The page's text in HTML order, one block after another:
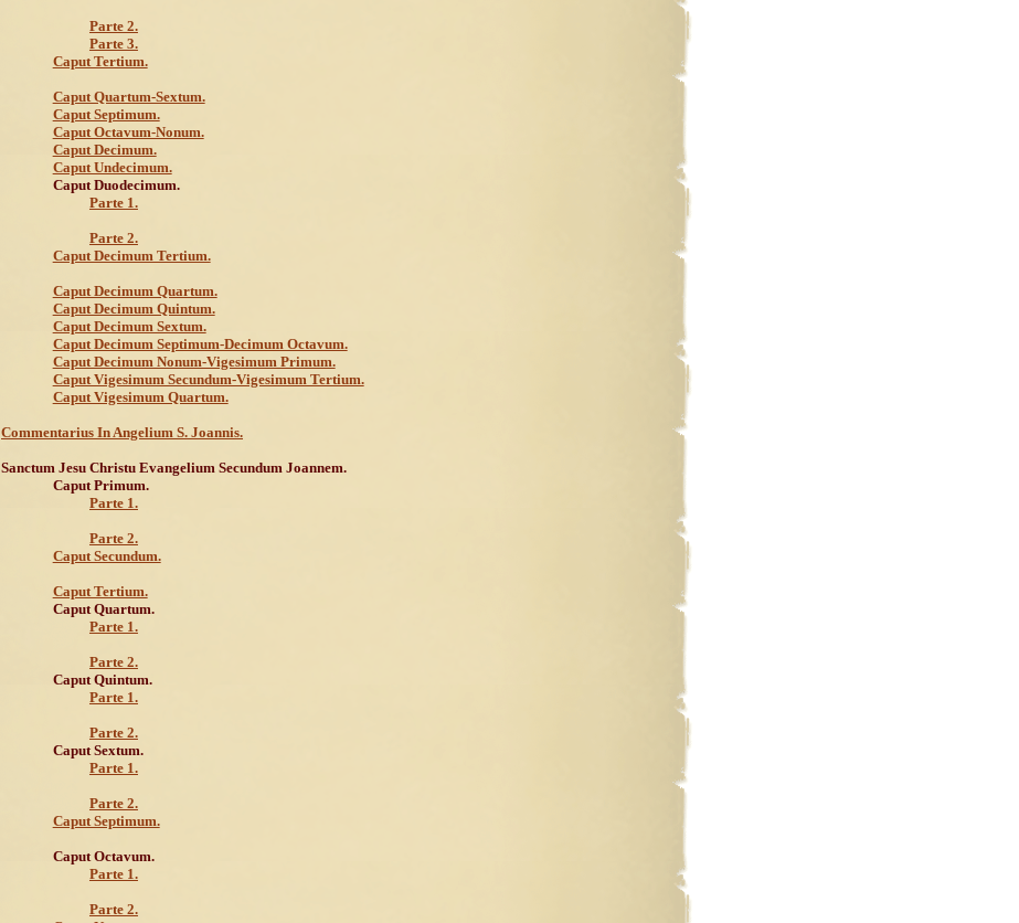
Parte 2.
Parte 3.
Caput Tertium.
Caput Quartum-Sextum.
Caput Septimum.
Caput Octavum-Nonum.
Caput Decimum.
Caput Undecimum.
Caput Duodecimum.
Parte 1.
Parte 2.
Caput Decimum Tertium.
Caput Decimum Quartum.
Caput Decimum Quintum.
Caput Decimum Sextum.
Caput Decimum Septimum-Decimum Octavum.
Caput Decimum Nonum-Vigesimum Primum.
Caput Vigesimum Secundum-Vigesimum Tertium.
Caput Vigesimum Quartum.
Commentarius In Angelium S. Joannis.
Sanctum Jesu Christu Evangelium Secundum Joannem.
Caput Primum.
Parte 1.
Parte 2.
Caput Secundum.
Caput Tertium.
Caput Quartum.
Parte 1.
Parte 2.
Caput Quintum.
Parte 1.
Parte 2.
Caput Sextum.
Parte 1.
Parte 2.
Caput Septimum.
Caput Octavum.
Parte 1.
Parte 2.